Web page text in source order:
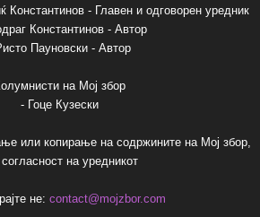
Константинов - Главен и одговорен уредник
Константинов - Автор
Пауновски - Автор
на Мој збор
- Гоце Кузески
или копирање на содржините на Мој збор,
на уредникот
не: contact@mojzbor.com